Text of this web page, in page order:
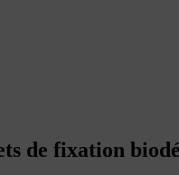
de fixation